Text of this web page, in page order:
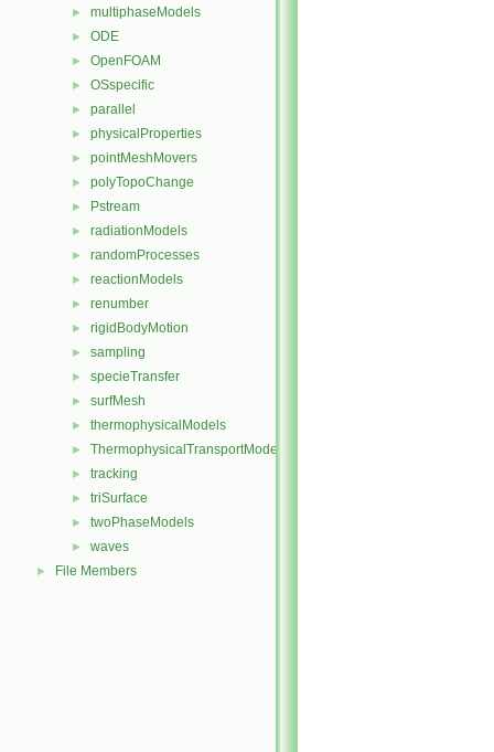
► multiphaseModels
► ODE
► OpenFOAM
► OSspecific
► parallel
► physicalProperties
► pointMeshMovers
► polyTopoChange
► Pstream
► radiationModels
► randomProcesses
► reactionModels
► renumber
► rigidBodyMotion
► sampling
► specieTransfer
► surfMesh
► thermophysicalModels
► ThermophysicalTransportModels
► tracking
► triSurface
► twoPhaseModels
► waves
► File Members